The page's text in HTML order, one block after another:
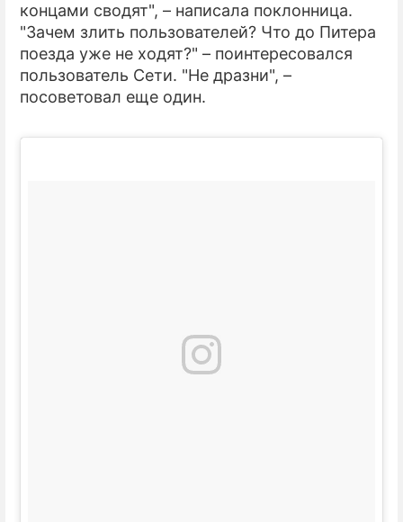
концами сводят", – написала поклонница.
"Зачем злить пользователей? Что до Питера
поезда уже не ходят?" – поинтересовался
пользователь Сети. "Не дразни", –
посоветовал еще один.